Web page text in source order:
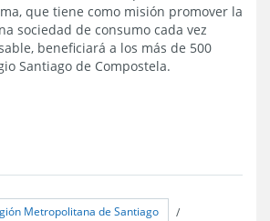
que tiene como misión promover la
sociedad de consumo cada vez
beneficiará a los más de 500
Santiago de Compostela.
Metropolitana de Santiago /